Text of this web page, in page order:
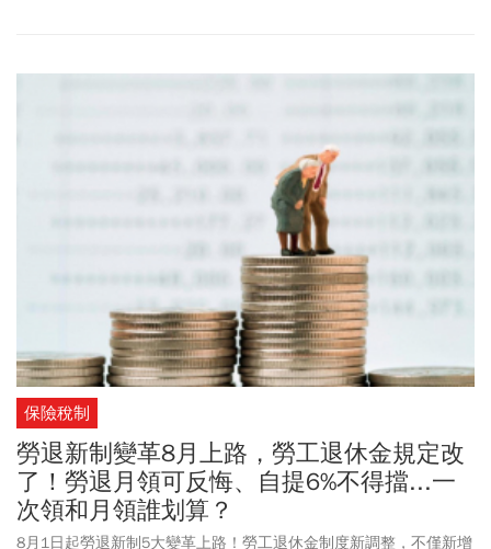
保險稅制
勞退新制變革8月上路，勞工退休金規定改
了！勞退月領可反悔、自提6%不得擋...一
次領和月領誰划算？
8月1日起勞退新制5大變革上路！勞工退休金制度新調整，不僅新增